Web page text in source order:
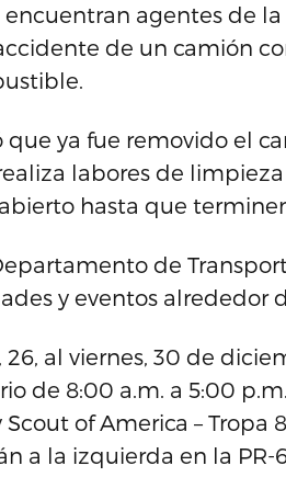
encuentran agentes de
de un camión
que ya fue removido el
labores de
hasta que
de
y eventos alrededor
al viernes, 30 de
de 8:00 a.m. a 5:00
Scout of America –
a la izquierda en la